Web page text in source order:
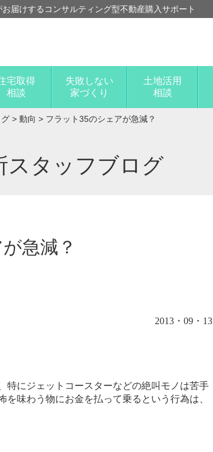
届けするコンサルティング型不動産購入サポート
宅取得
相談
失敗しない
家づくり
土地活用
相談
> 動向 > フラット35のシェアが急減？
スタッフブログ
急減？
2013 ・ 09 ・ 13
にジェットコースターなどの絶叫モノは苦手
味わう物にお金を払って乗るという行為は、